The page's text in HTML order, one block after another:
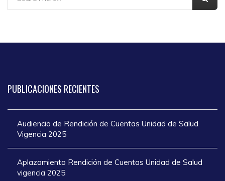
PUBLICACIONES RECIENTES
Audiencia de Rendición de Cuentas Unidad de Salud
Vigencia 2025
Aplazamiento Rendición de Cuentas Unidad de Salud
vigencia 2025